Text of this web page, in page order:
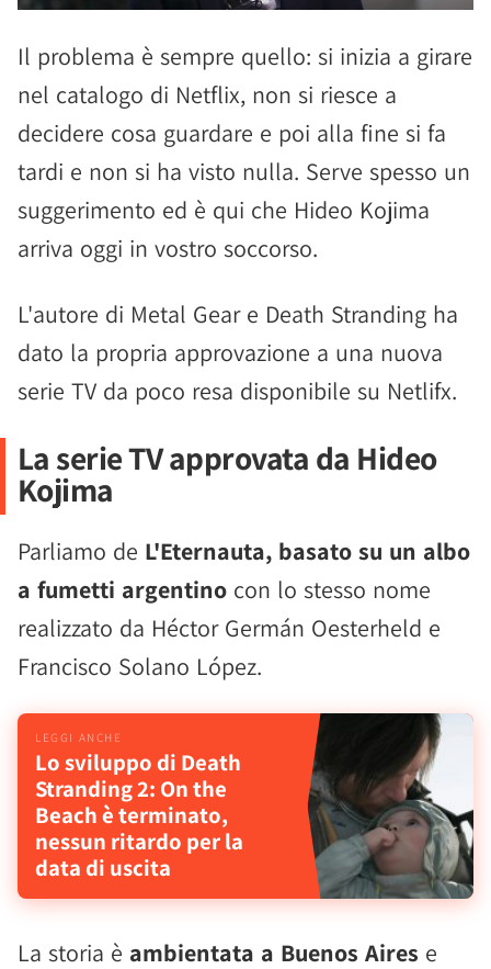
Il problema è sempre quello: si inizia a girare
nel catalogo di Netflix, non si riesce a
decidere cosa guardare e poi alla fine si fa
tardi e non si ha visto nulla. Serve spesso un
suggerimento ed è qui che Hideo Kojima
arriva oggi in vostro soccorso.
L'autore di Metal Gear e Death Stranding ha
dato la propria approvazione a una nuova
serie TV da poco resa disponibile su Netlifx.
La serie TV approvata da Hideo
Kojima
Parliamo de L'Eternauta, basato su un albo
a fumetti argentino con lo stesso nome
realizzato da Héctor Germán Oesterheld e
Francisco Solano López.
Lo sviluppo di Death
Stranding 2: On the
Beach è terminato,
nessun ritardo per la
data di uscita
La storia è ambientata a Buenos Aires e